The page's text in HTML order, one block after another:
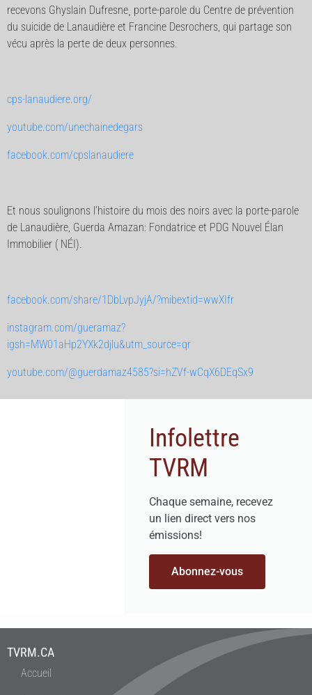
recevons Ghyslain Dufresne¸ porte-parole du Centre de prévention
du suicide de Lanaudière et Francine Desrochers, qui partage son
vécu après la perte de deux personnes.
cps-lanaudiere.org/
youtube.com/unechainedegars
facebook.com/cpslanaudiere
Et nous soulignons l’histoire du mois des noirs avec la porte-parole
de Lanaudière, Guerda Amazan: Fondatrice et PDG Nouvel Élan
Immobilier ( NÉI).
facebook.com/share/1DbLvpJyjA/?mibextid=wwXIfr
instagram.com/gueramaz?
igsh=MW01aHp2YXk2djlu&utm_source=qr
youtube.com/@guerdamaz4585?si=hZVf-wCqX6DEqSx9
Infolettre
TVRM
Chaque semaine, recevez
un lien direct vers nos
émissions!
Abonnez-vous
TVRM.CA
Accueil